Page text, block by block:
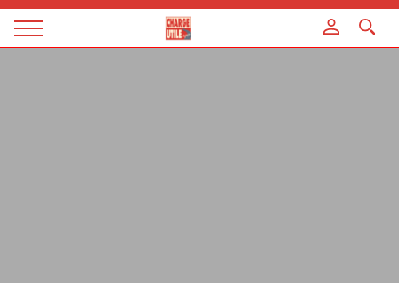
Magazine
Panneau de gestion des cookies